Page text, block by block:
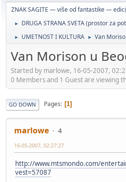
ZNAK SAGITE — više od fantastike —
► DRUGA STRANA SVETA (prostor za
► UMETNOST I KULTURA ► Van
Van Morison u
Started by marlowe, 16-05-2007,
0 Members and 1 Guest are viewing
GO DOWN Pages 1
marlowe 4
16-05-2007, 02:27:27
http://www.mtsmondo.com/
vest=57087